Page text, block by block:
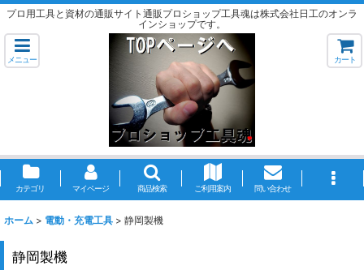
プロ用工具と資材の通販サイト通販プロショップ工具魂は株式会社日工のオンラ
インショップです。
メニュー カート
カテゴリ マイページ 商品検索 ご利用案内 問い合わせ
ホーム > 電動・充電工具 > 静岡製機
静岡製機